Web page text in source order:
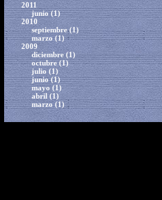
2011
junio (1)
2010
septiembre (1)
marzo (1)
2009
diciembre (1)
octubre (1)
julio (1)
junio (1)
mayo (1)
abril (1)
marzo (1)